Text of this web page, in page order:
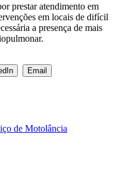
prestar atendimento em
em locais de difícil
a presença de mais
Email
de Motolância